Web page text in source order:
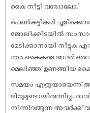
കൈ നീട്ടി വര്വോലോ.’
പെൺകുട്ടികൾ
ജോലിക്കിടയിൽ
മേടിക്കാനായി നീട്ടുക
ന്തം കൈകളെ അവർ ഒരു
മെലിഞ്ഞ് ഉണങ്ങിയ
സമയം എത്രയായെന്ന്
ഴിയുമുണ്ടായിരുന്നില്ല.
നിന്നിറങ്ങുന്ന അവർക്ക്